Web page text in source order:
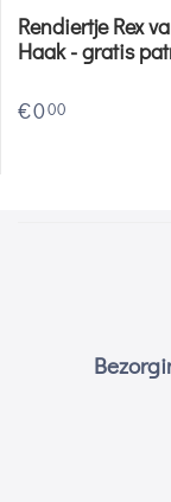
Rendiertje Rex
Haak - gratis
€000